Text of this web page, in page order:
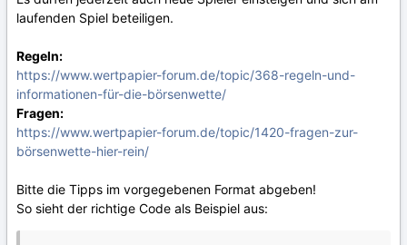
laufenden Spiel beteiligen.
Regeln:
https://www.wertpapier-forum.de/topic/368-regeln-und-
informationen-für-die-börsenwette/
Fragen:
https://www.wertpapier-forum.de/topic/1420-fragen-zur-
börsenwette-hier-rein/
Bitte die Tipps im vorgegebenen Format abgeben!
So sieht der richtige Code als Beispiel aus: